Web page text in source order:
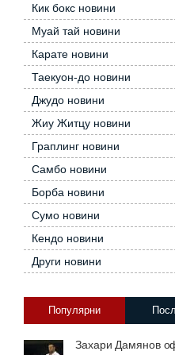
Кик бокс новини
Муай тай новини
Карате новини
Таекуон-до новини
Джудо новини
Жиу Житцу новини
Граплинг новини
Самбо новини
Борба новини
Сумо новини
Кендо новини
Други новини
Популярни
Захари Дамянов